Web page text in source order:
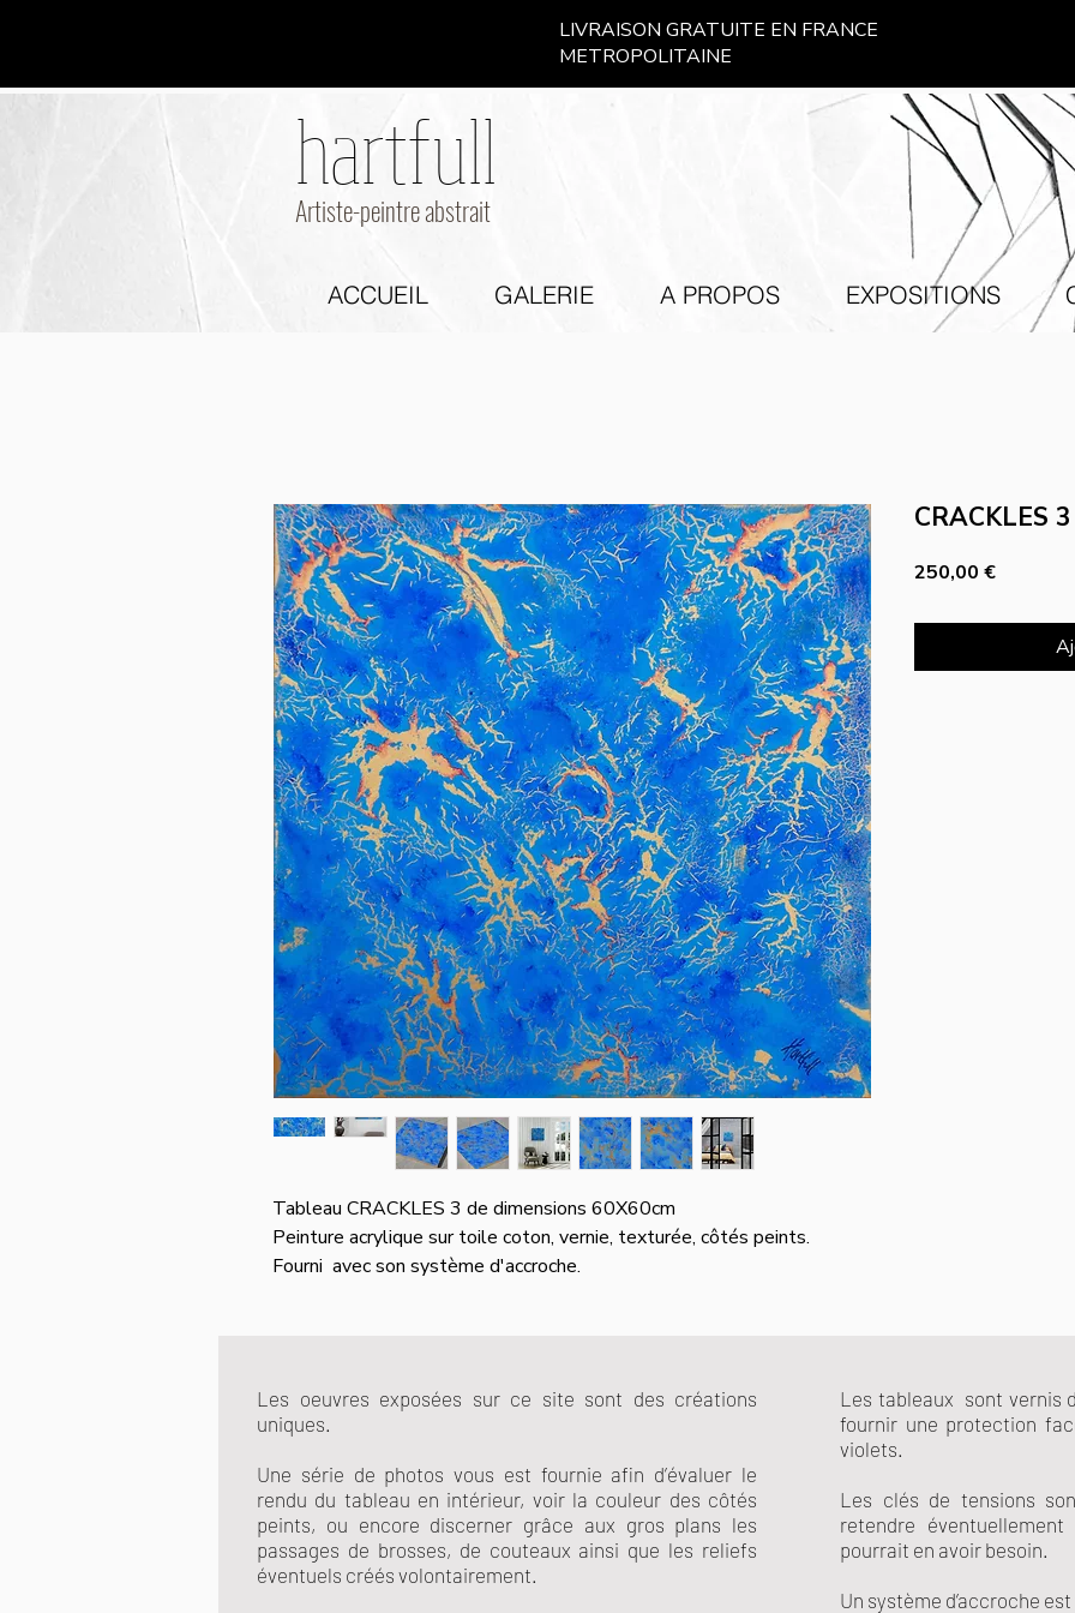
LIVRAISON GRATUITE EN FRANCE
METROPOLITAINE
Artiste-peintre abstrait
hartfull
hartfull
ACCUEIL GALERIE A PROPOS EXPOSITIONS
Tableau CRACKLES 3 de dimensions 60X60cm
Peinture acrylique sur toile coton, vernie, texturée, côtés peints.
Fourni avec son système d'accroche.
CRACKLES 3
250,00 €Prix
Les oeuvres exposées sur ce site sont des créations
uniques.
Une série de photos vous est fournie afin d’évaluer le
rendu du tableau en intérieur, voir la couleur des côtés
peints, ou encore discerner grâce aux gros plans les
passages de brosses, de couteaux ainsi que les reliefs
éventuels créés volontairement.
Les tableaux sont vernis
fournir une protection
violets.
Les clés de tensions
retendre
pourrait en avoir besoin.
Un système d’accroche